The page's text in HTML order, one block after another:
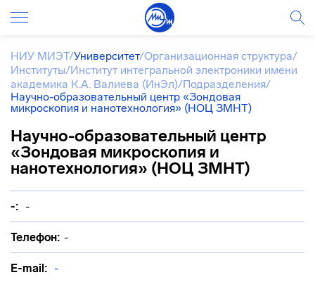
НИУ МИЭТ/Университет/Организационная структура/
Институты/Институт интегральной электроники имени
академика К.А. Валиева (ИнЭл)/Подразделения/
Научно-образовательный центр «Зондовая
микроскопия и нанотехнология» (НОЦ ЗМНТ)
Научно-образовательный центр
«Зондовая микроскопия и
нанотехнология» (НОЦ ЗМНТ)
-: -
Телефон: -
E-mail: -